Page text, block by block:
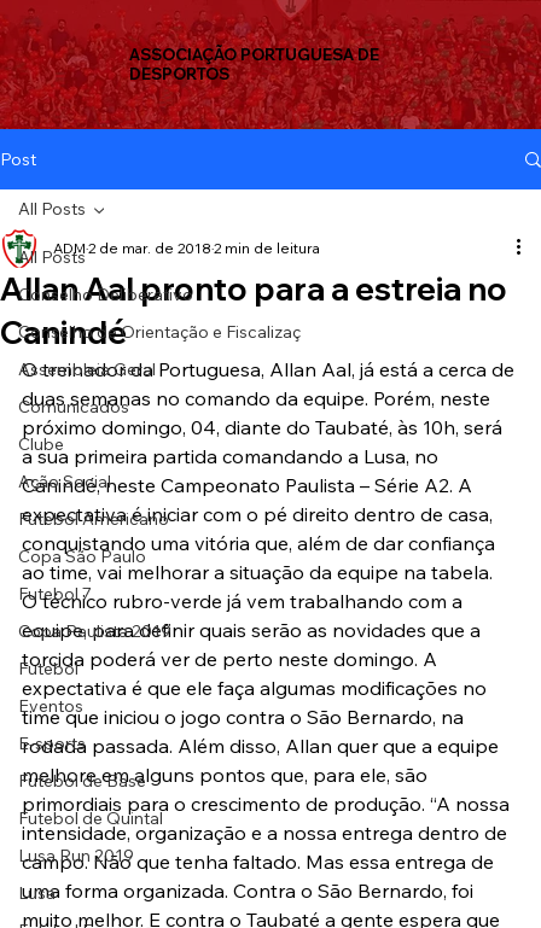
ASSOCIAÇÃO PORTUGUESA DE
DESPORTOS
Post
All Posts
Conselho Deliberativo
Conselho de Orientação e Fiscalizaç
Assembleia Geral
Comunicados
Clube
Ação Social
Futebol Americano
Copa São Paulo
Futebol 7
Copa Paulista 2019
Futebol
Eventos
E-sports
Futebol de Base
Futebol de Quintal
Lusa Run 2019
Lusa
All Posts
Allan Aal pronto para a estreia no
Canindé
ADM 2 de mar. de 2018 2 min de leitura
O treinador da Portuguesa, Allan Aal, já está a cerca de
duas semanas no comando da equipe. Porém, neste
próximo domingo, 04, diante do Taubaté, às 10h, será
a sua primeira partida comandando a Lusa, no
Canindé, neste Campeonato Paulista – Série A2. A
expectativa é iniciar com o pé direito dentro de casa,
conquistando uma vitória que, além de dar confiança
ao time, vai melhorar a situação da equipe na tabela.
O técnico rubro-verde já vem trabalhando com a
equipe, para definir quais serão as novidades que a
torcida poderá ver de perto neste domingo. A
expectativa é que ele faça algumas modificações no
time que iniciou o jogo contra o São Bernardo, na
rodada passada. Além disso, Allan quer que a equipe
melhore em alguns pontos que, para ele, são
primordiais para o crescimento de produção. “A nossa
intensidade, organização e a nossa entrega dentro de
campo. Não que tenha faltado. Mas essa entrega de
uma forma organizada. Contra o São Bernardo, foi
muito melhor. E contra o Taubaté a gente espera que